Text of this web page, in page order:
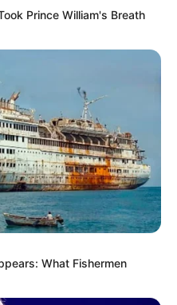
Prince William's Breath
What Fishermen